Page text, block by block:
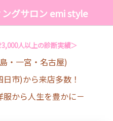
グサロン emi style
人以上の診断実績＞
・一宮・名古屋)
市)から来店多数！
から人生を豊かに－